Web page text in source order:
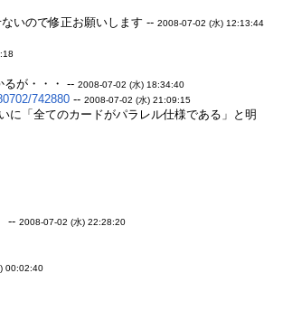
いので修正お願いします --2008-07-02 (水) 12:13:44
るが・・・ --2008-07-02 (水) 18:34:40
742880 --2008-07-02 (水) 21:09:15
に「全てのカードがパラレル仕様である」と明
--2008-07-02 (水) 22:28:20
00:02:40